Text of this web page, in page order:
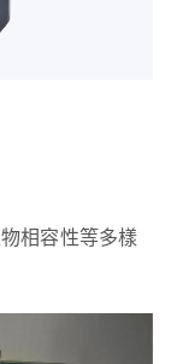
相容性等多樣